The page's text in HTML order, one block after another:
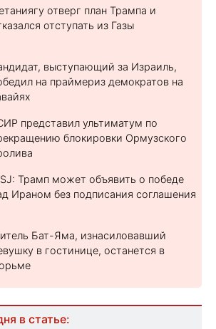
отверг план Трампа и
отступать из Газы
выступающий за Израиль,
на праймериз демократов на
представил ультиматум по
блокировки Ормузского
Трамп может объявить о победе
Ираном без подписания соглашения
Бат-Яма, изнасиловавший
в гостинице, останется в
в статье: